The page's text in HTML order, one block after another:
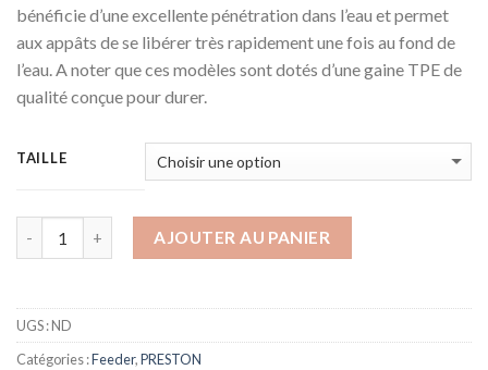
bénéficie d’une excellente pénétration dans l’eau et permet
aux appâts de se libérer très rapidement une fois au fond de
l’eau. A noter que ces modèles sont dotés d’une gaine TPE de
qualité conçue pour durer.
TAILLE
AJOUTER AU PANIER
UGS :ND
Catégories :Feeder,PRESTON